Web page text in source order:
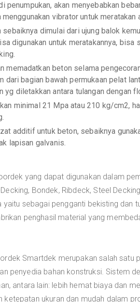
penumpukan, akan menyebabkan
vibrator untuk meratakan
sebaiknya dimulai dari ujung balok
digunakan untuk meratakannya, bisa
memadatkan beton selama
dari bagian bawah permukaan pelat
yg diletakkan antara tulangan dengan
minimal 21 Mpa atau 210 kg/cm2,
additif untuk beton, sebaiknya
lapisan galvanis.
yang dapat digunakan dalam
Bondek, Ribdeck, Steel
sebagai pengganti bekisting dan
penghasil material yang
Smartdek merupakan salah satu
penyedia bahan konstruksi. Sistem
antara lain: lebih hemat biaya dan
ketepatan ukuran dan mudah dalam